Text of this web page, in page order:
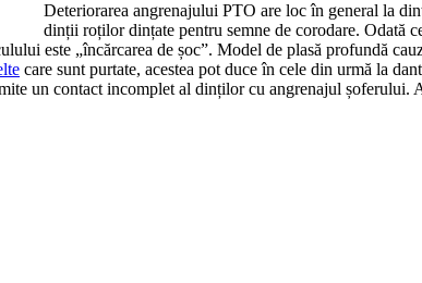
Deteriorarea angrenajului PTO are loc în general la
dinții roților dințate pentru semne de corodare. Odată
este „încărcarea de șoc”. Model de plasă profundă
care sunt purtate, acestea pot duce în cele din urmă la
un contact incomplet al dinților cu angrenajul